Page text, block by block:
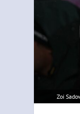
Zoi